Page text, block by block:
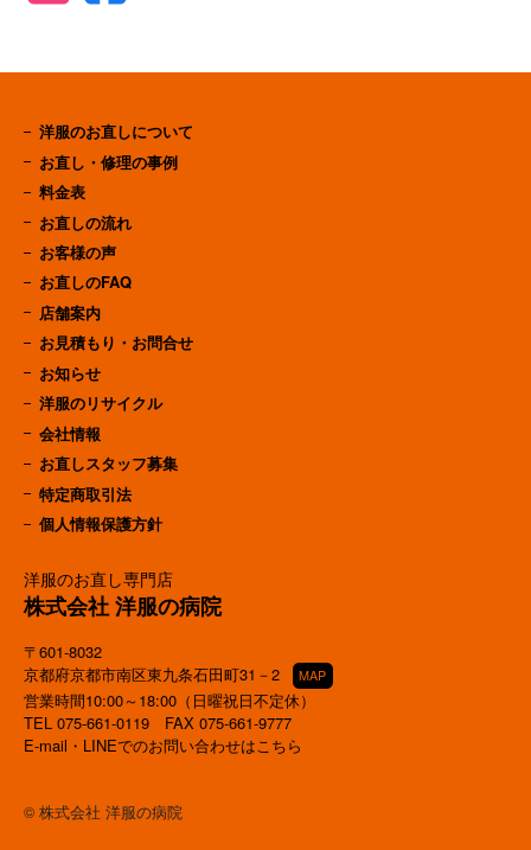
洋服のお直し専門店
株式会社 洋服の病院
〒601-8032
京都府京都市南区東九条石田町31－2
MAP
営業時間10:00～18:00（日曜祝日不定休）
TEL 075-661-0119 FAX 075-661-9777
E-mail・LINEでのお問い合わせはこちら
洋服のお直しについて
お直し・修理の事例
料金表
お直しの流れ
お客様の声
お直しのFAQ
店舗案内
お見積もり・お問合せ
お知らせ
洋服のリサイクル
会社情報
お直しスタッフ募集
特定商取引法
個人情報保護方針
© 株式会社 洋服の病院